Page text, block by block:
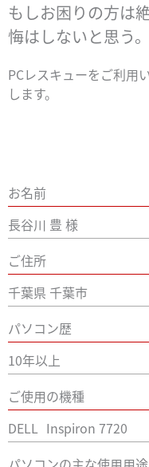
もしお困りの方は
悔はしないと思う。
PCレスキューをご利用
します。
お名前
長谷川 豊 様
ご住所
千葉県 千葉市
パソコン歴
10年以上
ご使用の機種
DELL Inspiron 7720